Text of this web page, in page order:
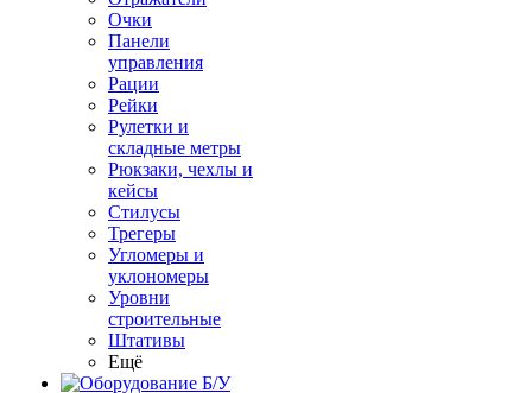
Очки
Панели
управления
Рации
Рейки
Рулетки и
складные метры
Рюкзаки, чехлы и
кейсы
Стилусы
Трегеры
Угломеры и
уклономеры
Уровни
строительные
Штативы
Ещё